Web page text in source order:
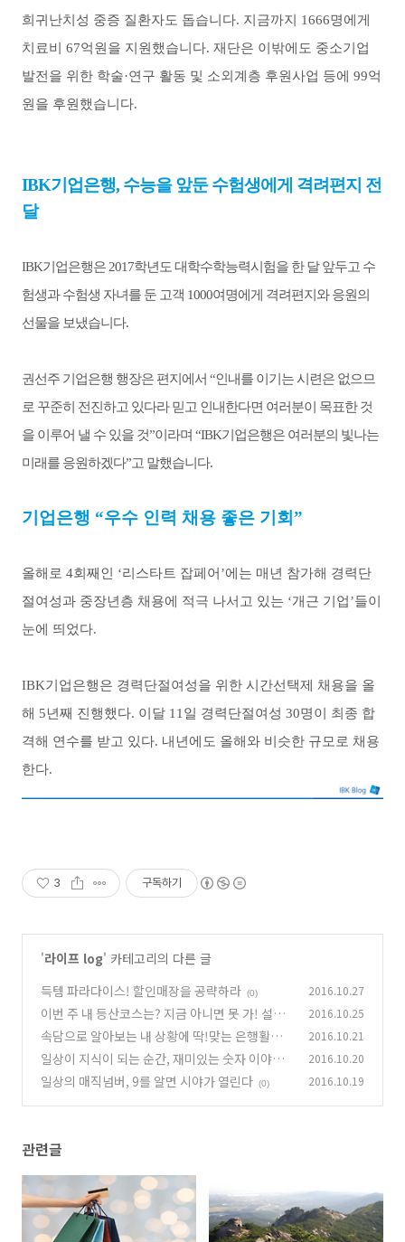
희귀난치성 중증 질환자도 돕습니다. 지금까지 1666명에게
치료비
67억원을 지원했습니다. 재단은 이밖에도 중소기업
발전을 위한 학술·연구 활동 및 소외계층 후원사업 등에 99억
원을 후원했습니다.
IBK기업은행, 수능을 앞둔 수험생에게 격려편지 전
달
IBK기업은행은 2017학년도 대학수학능력시험을 한 달 앞두고 수
험생과 수험생 자녀를 둔 고객 1000여명에게 격려편지와 응원의
선물을 보냈습니다.
권선주 기업은행 행장은 편지에서 “인내를 이기는 시련은 없으므
로 꾸준히 전진하고 있다라 믿고 인내한다면 여러분이 목표한 것
을 이루어 낼 수 있을 것”이라며 “IBK기업은행은 여러분의 빛나는
미래를 응원하겠다”고 말했습니다.
기업은행 “우수 인력 채용 좋은 기회”
올해로 4회째인 ‘리스타트 잡페어’에는 매년 참가해 경력단
절여성과 중장년층 채용에 적극 나서고 있는 ‘개근 기업’들이
눈에 띄었다.
IBK기업은행은 경력단절여성을 위한 시간선택제 채용을 올
해 5년째 진행했다. 이달 11 일 경력단절여성 30명이 최종 합
격해 연수를 받고 있다. 내년에도 올해와 비슷한 규모로 채용
한다.
3 구독하기
'라이프 log' 카테고리의 다른 글
득템 파라다이스! 할인매장을 공략하라 (0) 2016.10.27
이번 주 내 등산코스는? 지금 아니면 못 가! 설악
산 망경대 둘레길 (0)
2016.10.25
속담으로 알아보는 내 상황에 딱!맞는 은행활용
법
(0)
2016.10.21
일상이 지식이 되는 순간, 재미있는 숫자 이야기
(0)
2016.10.20
일상의 매직넘버, 9를 알면 시야가 열린다 (0) 2016.10.19
관련글